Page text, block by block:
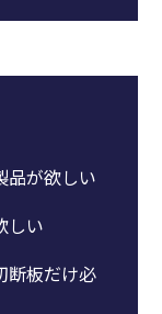
品が欲しい
しい
断板だけ必